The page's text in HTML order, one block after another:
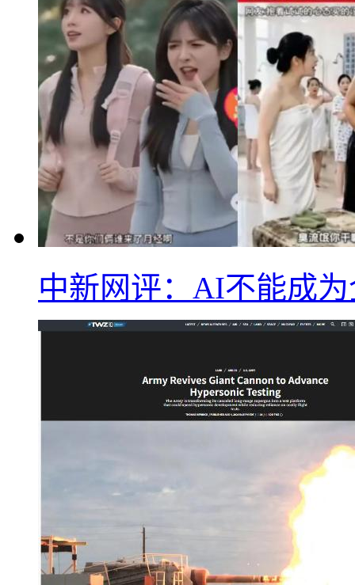
中新网评：AI不能成